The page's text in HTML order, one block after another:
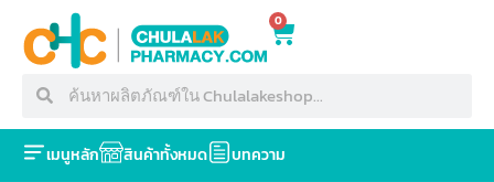
0
เมนูหลัก สินค้าทั้งหมด บทความ